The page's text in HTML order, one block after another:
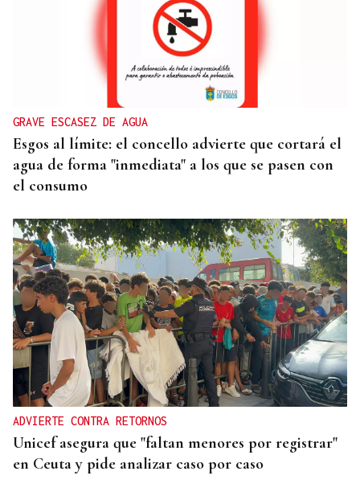
Un tribunal de Estados Unidos multa a Meta con
567 millones de dólares por perjudicar la salud
mental de los menores
GRAVE ESCASEZ DE AGUA
Esgos al límite: el concello advierte que cortará el
agua de forma "inmediata" a los que se pasen con
el consumo
ADVIERTE CONTRA RETORNOS
Unicef asegura que "faltan menores por registrar"
en Ceuta y pide analizar caso por caso